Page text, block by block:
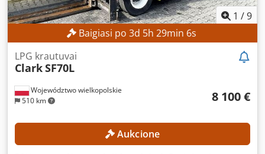
1 /9
Baigiasi po 3d 5h 29min 4s
Województwo wielkopolskie
510 km
LPG krautuvai
ClarkSF70L
8 100 €
Aukcione